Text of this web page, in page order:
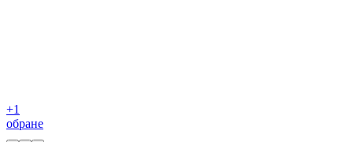
+1
обране